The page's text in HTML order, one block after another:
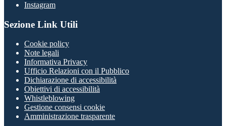
Instagram
Sezione Link Utili
Cookie policy
Note legali
Informativa Privacy
Ufficio Relazioni con il Pubblico
Dichiarazione di accessibilità
Obiettivi di accessibilità
Whistleblowing
Gestione consensi cookie
Amministrazione trasparente